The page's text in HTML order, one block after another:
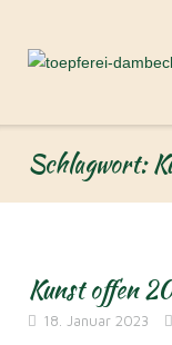
Inhalt
Schlagwort:
Kunst offen
18. Januar 2023